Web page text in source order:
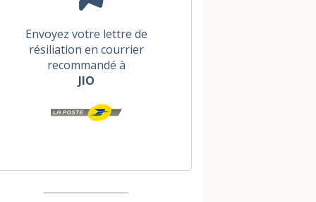
Envoyez votre lettre de
résiliation en courrier
recommandé à
JIO